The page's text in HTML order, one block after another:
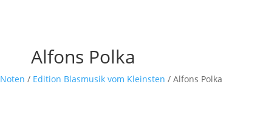
Alfons Polka
Noten / Edition Blasmusik vom Kleinsten / Alfons Polka